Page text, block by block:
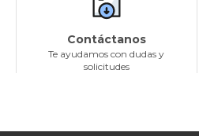
Contáctanos
Te ayudamos con dudas y
solicitudes